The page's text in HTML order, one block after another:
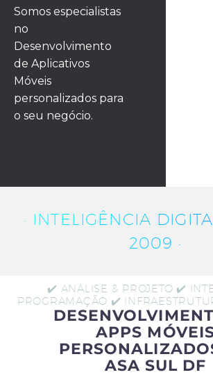
Somos especialistas
no
Desenvolvimento
de Aplicativos
Móveis
personalizados para
o seu negócio.
· INTELIGÊNCIA
2009 ·
✔️ ANÁLISE & PROJETO ✔️
PROGRAMAÇÃO ✔️
APPS
ASA SUL DF